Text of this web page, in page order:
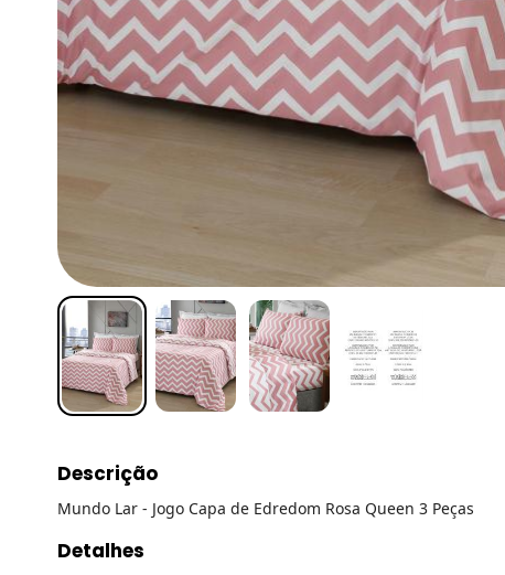
Descrição
Mundo Lar - Jogo Capa de Edredom Rosa Queen 3 Peças
Detalhes